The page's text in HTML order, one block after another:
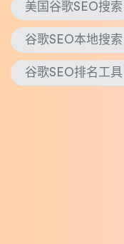
美国谷歌SEO搜索
谷歌SEO本地搜索
谷歌SEO排名工具